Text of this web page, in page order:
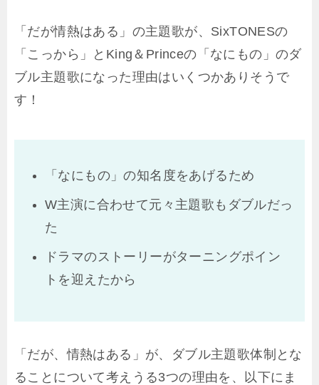
「だが情熱はある」の主題歌が、SixTONESの
「こっから」とKing＆Princeの「なにもの」のダ
ブル主題歌になった理由はいくつかありそうで
す！
「なにもの」の知名度をあげるため
W主演に合わせて元々主題歌もダブルだっ
た
ドラマのストーリーがターニングポイン
トを迎えたから
「だが、情熱はある」が、ダブル主題歌体制とな
ることについて考えうる3つの理由を、以下にま